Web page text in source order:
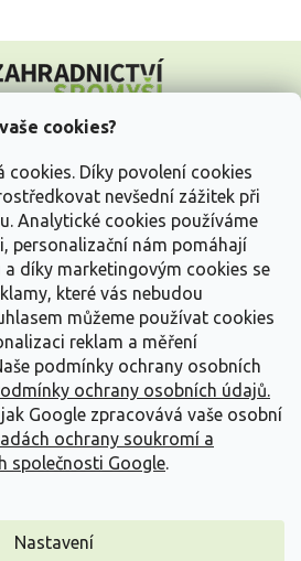
cookies?
cookies. Díky povolení cookies
nevšední zážitek při
Analytické cookies používáme
personalizační nám pomáhají
a díky marketingovým cookies se
které vás nebudou
můžeme používat cookies
reklam a měření
podmínky ochrany osobních
ochrany osobních údajů.
Google zpracovává vaše osobní
ochrany soukromí a
společnosti Google.
Nastavení
Vytvořil Shoptet